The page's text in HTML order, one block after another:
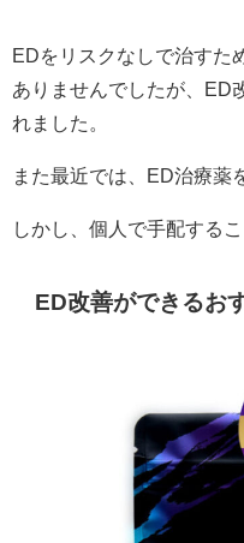
EDをリスクなしで治すた
ありませんでしたが、ED
れました。
また最近では、ED治療薬
しかし、個人で手配する
ED改善ができるお